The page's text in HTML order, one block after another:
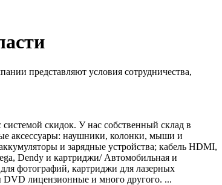
представляют условия сотрудничества,
скидок. У нас собственный склад в
аксессуары: наушники, колонки, мыши и
и зарядные устройства; кабель HDMI,
Dendy и картриджи/ Автомобильная и
фотографий, картриджи для лазерных
DVD лицензионные и много другого. ...